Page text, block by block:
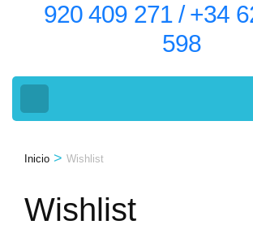
920 409 271 / +34
598
Inicio > Wishlist
Wishlist